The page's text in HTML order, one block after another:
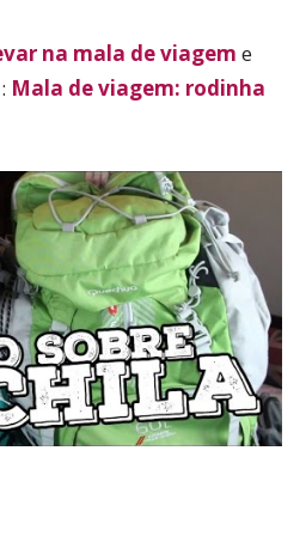
na mala de viagem e
Mala de viagem: rodinha